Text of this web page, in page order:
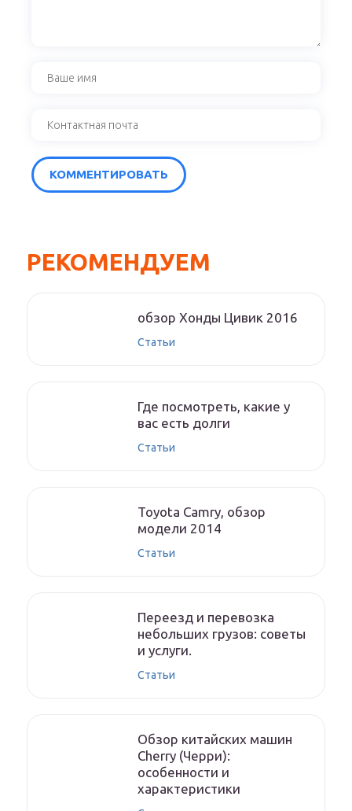
РЕКОМЕНДУЕМ
обзор Хонды Цивик 2016
Статьи
Где посмотреть, какие у
вас есть долги
Статьи
Toyota Camry, обзор
модели 2014
Статьи
Переезд и перевозка
небольших грузов: советы
и услуги.
Статьи
Обзор китайских машин
Cherry (Черри):
особенности и
характеристики